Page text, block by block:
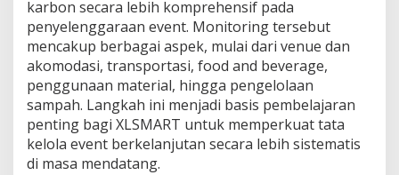
karbon secara lebih komprehensif pada
penyelenggaraan event. Monitoring tersebut
mencakup berbagai aspek, mulai dari venue dan
akomodasi, transportasi, food and beverage,
penggunaan material, hingga pengelolaan
sampah. Langkah ini menjadi basis pembelajaran
penting bagi XLSMART untuk memperkuat tata
kelola event berkelanjutan secara lebih sistematis
di masa mendatang.